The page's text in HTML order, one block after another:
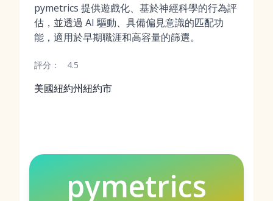
pymetrics 提供遊戲化、基於神經科學的行為評
估，並透過 AI 驅動、具備偏見意識的匹配功
能，適用於早期職涯和高容量的篩選。
評分： 4.5
美國紐約州紐約市
pymetrics